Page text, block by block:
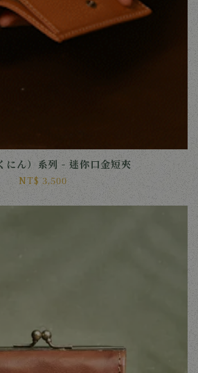
にん）系列 - 迷你口金短夾
NT$ 3,500